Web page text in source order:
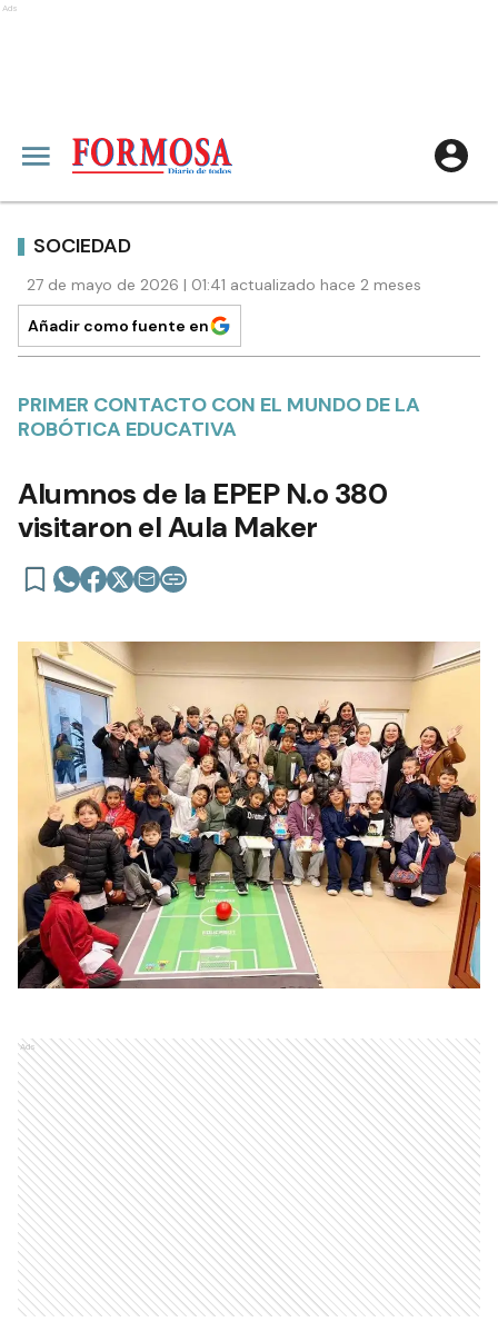
Ads
SOCIEDAD
27 de mayo de 2026 | 01:41 actualizado hace 2 meses
Añadir como fuente en
PRIMER CONTACTO CON EL MUNDO DE LA
ROBÓTICA EDUCATIVA
Alumnos de la EPEP N.o 380
visitaron el Aula Maker
Ads